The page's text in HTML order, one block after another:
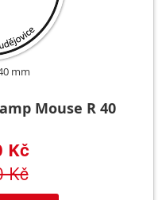
mm
Mouse R 40
Kč
Kč